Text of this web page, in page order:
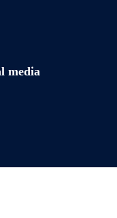
media